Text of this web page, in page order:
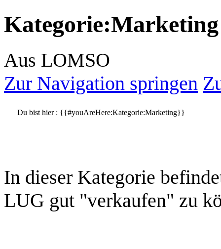
Kategorie:Marketing
Aus LOMSO
Zur Navigation springen
Du bist hier : {{#youAreHere:Kategorie:Marketing}}
In dieser Kategorie
LUG gut "verkaufen" zu